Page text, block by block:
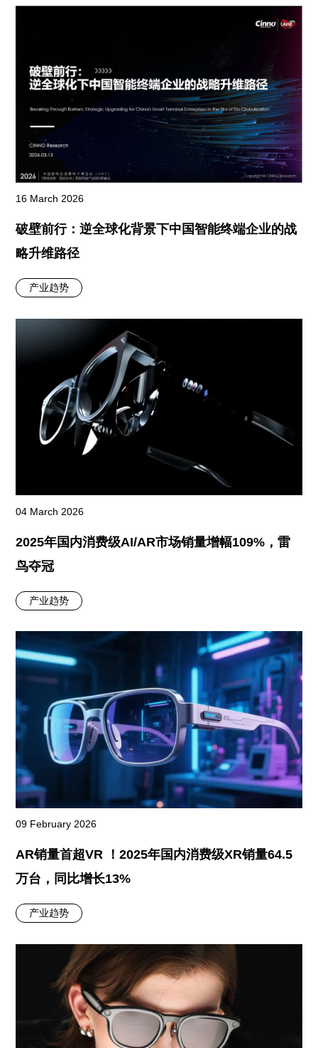
16 March 2026
破壁前行：逆全球化背景下中国智能终端企业的战
略升维路径
产业趋势
04 March 2026
2025年国内消费级AI/AR市场销量增幅109%，雷
鸟夺冠
产业趋势
09 February 2026
AR销量首超VR ！2025年国内消费级XR销量64.5
万台，同比增长13%
产业趋势